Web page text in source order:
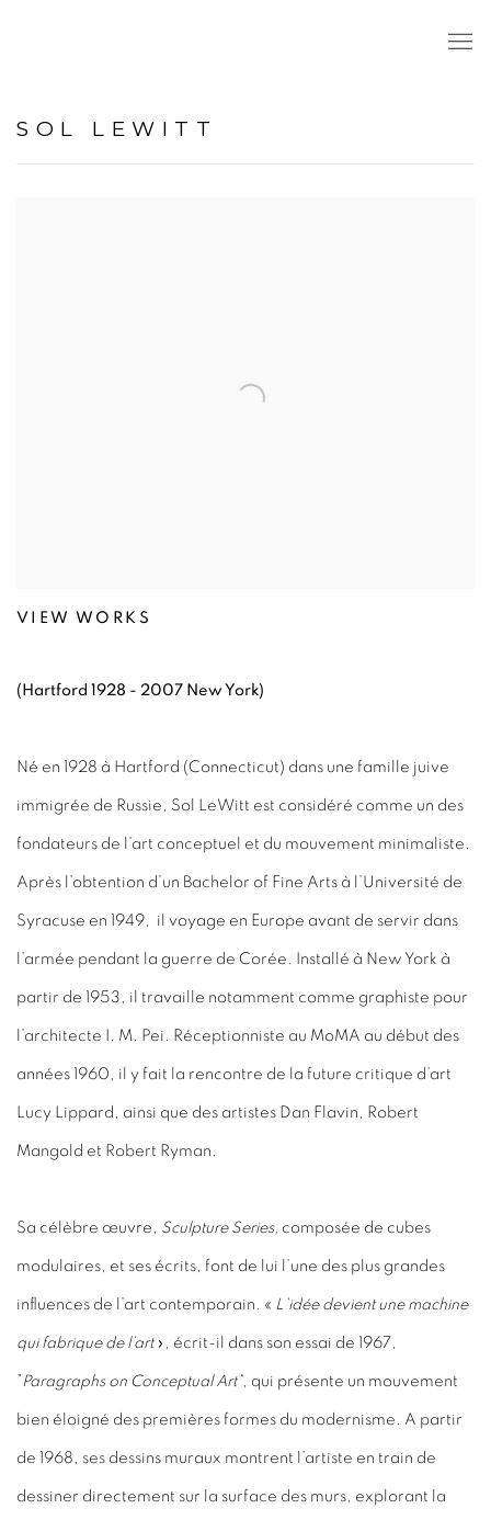
SOL LEWITT
VIEW WORKS
(Hartford 1928 - 2007 New York)
Né en 1928 à Hartford (Connecticut) dans une famille juive
immigrée de Russie, Sol LeWitt est considéré comme un des
fondateurs de l’art conceptuel et du mouvement minimaliste.
Après l’obtention d’un Bachelor of Fine Arts à l’Université de
Syracuse en 1949, il voyage en Europe avant de servir dans
l’armée pendant la guerre de Corée. Installé à New York à
partir de 1953, il travaille notamment comme graphiste pour
l’architecte I. M. Pei. Réceptionniste au MoMA au début des
années 1960, il y fait la rencontre de la future critique d’art
Lucy Lippard, ainsi que des artistes Dan Flavin, Robert
Mangold et Robert Ryman.
Sa célèbre œuvre, Sculpture Series, composée de cubes
modulaires, et ses écrits, font de lui l’une des plus grandes
influences de l’art contemporain. « L’idée devient une machine
qui fabrique de l’art », écrit-il dans son essai de 1967,
” Paragraphs on Conceptual Art”, qui présente un mouvement
bien éloigné des premières formes du modernisme. A partir
de 1968, ses dessins muraux montrent l’artiste en train de
dessiner directement sur la surface des murs, explorant la